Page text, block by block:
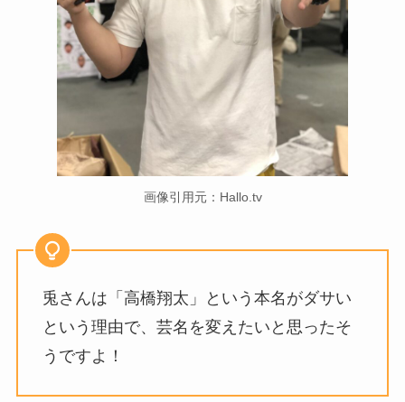
画像引用元：Hallo.tv
兎さんは「高橋翔太」という本名がダサい
という理由で、芸名を変えたいと思ったそ
うですよ！